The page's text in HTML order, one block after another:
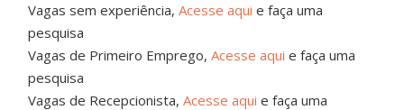
Vagas sem experiência,Acesse aqui e faça uma
pesquisa
Vagas de Primeiro Emprego,Acesse aqui e faça uma
pesquisa
Vagas de Recepcionista,Acesse aqui e faça uma